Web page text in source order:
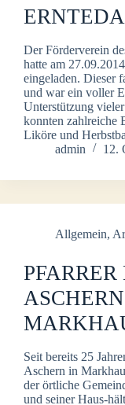
Der Förderverein
hatte am
eingeladen. Dieser
und war ein voller
Unterstützung
konnten zahlreiche
Liköre und
admin
12.
Allgemein,
Seit bereits 25
Aschern in
der örtliche
und seiner Haus-